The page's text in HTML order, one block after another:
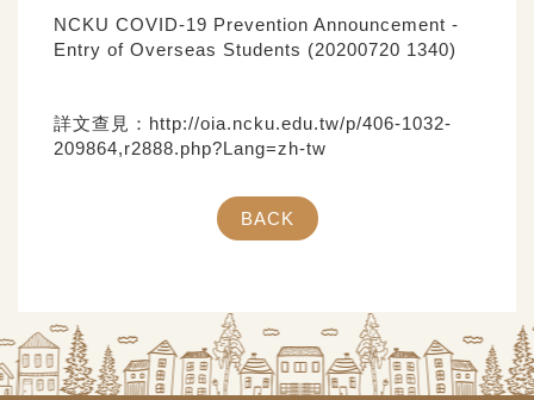
NCKU COVID-19 Prevention Announcement -
Entry of Overseas Students (20200720 1340)
詳文查見： http://oia.ncku.edu.tw/p/406-1032-
209864,r2888.php?Lang=zh-tw
BACK